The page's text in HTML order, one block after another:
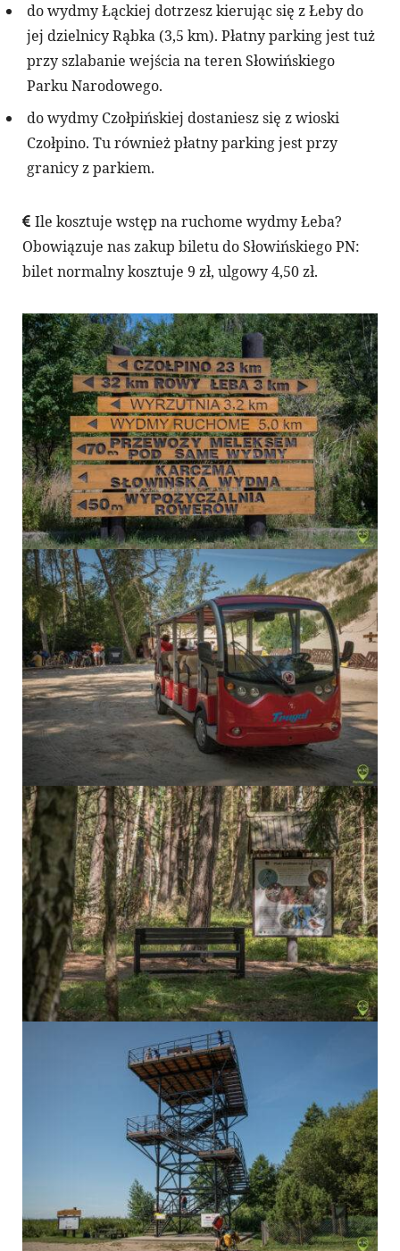
do wydmy Łąckiej dotrzesz kierując się z Łeby do
jej dzielnicy Rąbka (3,5 km). Płatny parking jest tuż
przy szlabanie wejścia na teren Słowińskiego
Parku Narodowego.
do wydmy Czołpińskiej dostaniesz się z wioski
Czołpino. Tu również płatny parking jest przy
granicy z parkiem.
Ile kosztuje wstęp na ruchome wydmy Łeba?
Obowiązuje nas zakup biletu do Słowińskiego PN:
bilet normalny kosztuje 9 zł, ulgowy 4,50 zł.